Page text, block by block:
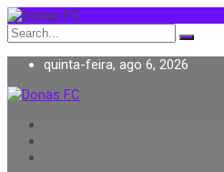
Search
for:
quinta-feira, ago 6, 2026
Donas FC